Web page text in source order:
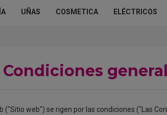
UÑAS COSMETICA ELÉCTRICOS
Condiciones
("Sitio web") se rigen por las condiciones ("Las